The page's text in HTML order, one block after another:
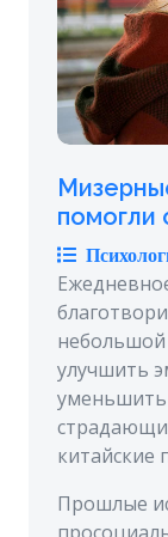
помогли
улучшить
уменьшить
китайские
Прошлые